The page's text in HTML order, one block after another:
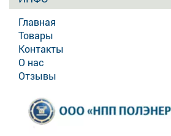
Главная
Товары
Контакты
О нас
Отзывы